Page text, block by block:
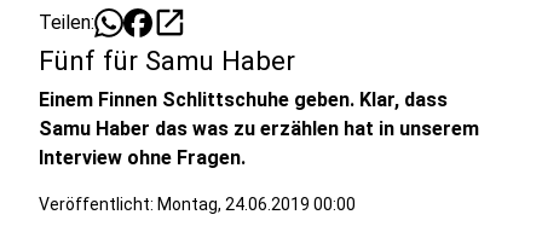
Teilen: open_in_new
Fünf für Samu Haber
Einem Finnen Schlittschuhe geben. Klar, dass
Samu Haber das was zu erzählen hat in unserem
Interview ohne Fragen.
Veröffentlicht: Montag, 24.06.2019 00:00